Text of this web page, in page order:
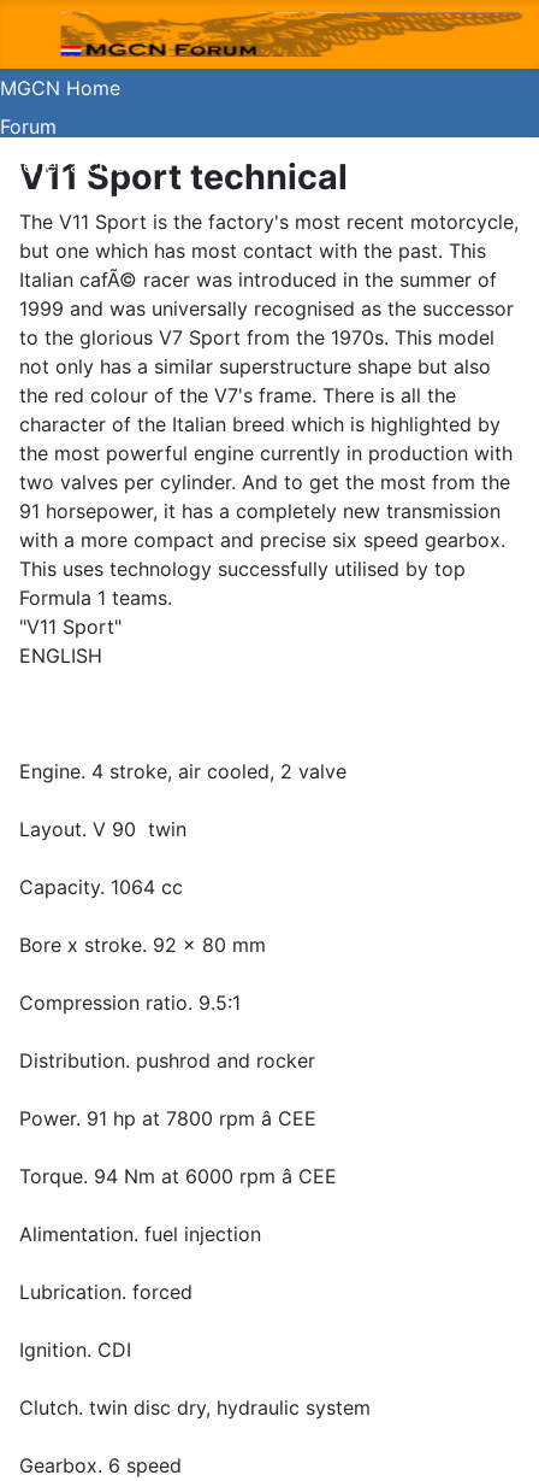
MGCN Home
Forum
Koerier archief
V11 Sport technical
The V11 Sport is the factory's most recent motorcycle,
but one which has most contact with the past. This
Italian cafÃ© racer was introduced in the summer of
1999 and was universally recognised as the successor
to the glorious V7 Sport from the 1970s. This model
not only has a similar superstructure shape but also
the red colour of the V7's frame. There is all the
character of the Italian breed which is highlighted by
the most powerful engine currently in production with
two valves per cylinder. And to get the most from the
91 horsepower, it has a completely new transmission
with a more compact and precise six speed gearbox.
This uses technology successfully utilised by top
Formula 1 teams.
"V11 Sport"
ENGLISH
Engine. 4 stroke, air cooled, 2 valve
Layout. V 90 twin
Capacity. 1064 cc
Bore x stroke. 92 x 80 mm
Compression ratio. 9.5:1
Distribution. pushrod and rocker
Power. 91 hp at 7800 rpm â CEE
Torque. 94 Nm at 6000 rpm â CEE
Alimentation. fuel injection
Lubrication. forced
Ignition. CDI
Clutch. twin disc dry, hydraulic system
Gearbox. 6 speed